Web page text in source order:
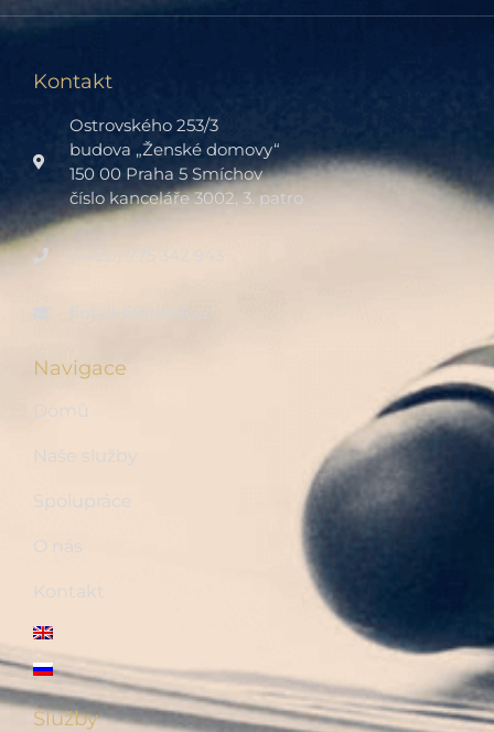
Kontakt
Ostrovského 253/3
budova „Ženské domovy“
150 00 Praha 5 Smíchov
číslo kanceláře 3002, 3. patro
(+420) 775 342 943
fintalk@fintalk.cz
Navigace
Domů
Naše služby
Spolupráce
O nás
Kontakt
Služby